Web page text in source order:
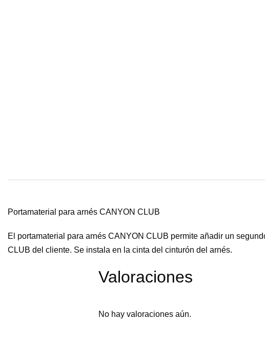
Portamaterial para arnés CANYON CLUB
El portamaterial para arnés CANYON CLUB permite añadir un
CLUB del cliente. Se instala en la cinta del cinturón del arnés.
Valoraciones
No hay valoraciones aún.